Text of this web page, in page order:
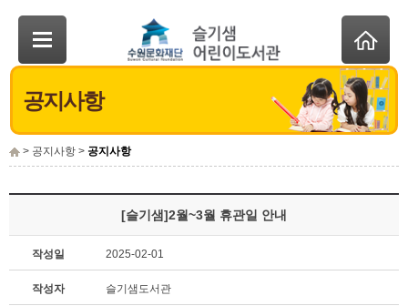
> 공지사항 > 공지사항
공지사항
[슬기샘]2월~3월 휴관일 안내
작성일 2025-02-01
작성자 슬기샘도서관